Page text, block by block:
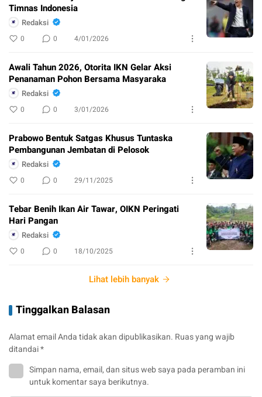
Timnas Indonesia
Redaksi
0 0 4/01/2026
Awali Tahun 2026, Otorita IKN Gelar Aksi
Penanaman Pohon Bersama Masyaraka
Redaksi
0 0 3/01/2026
Prabowo Bentuk Satgas Khusus Tuntaska
Pembangunan Jembatan di Pelosok
Redaksi
0 0 29/11/2025
Tebar Benih Ikan Air Tawar, OIKN Peringati
Hari Pangan
Redaksi
0 0 18/10/2025
Lihat lebih banyak
Tinggalkan Balasan
Alamat email Anda tidak akan dipublikasikan. Ruas yang wajib
ditandai*
Simpan nama, email, dan situs web saya pada peramban ini
untuk komentar saya berikutnya.